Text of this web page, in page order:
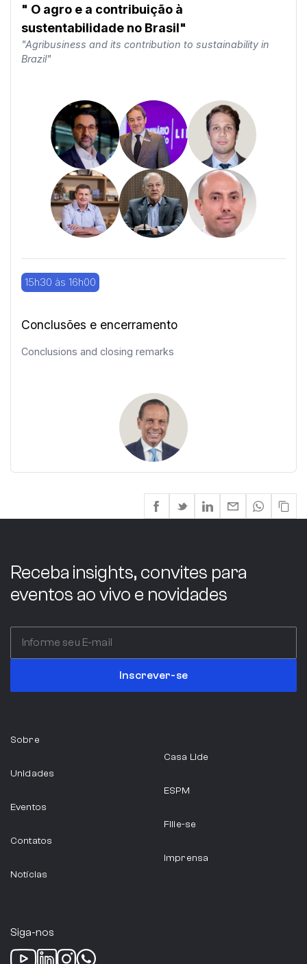
" O agro e a contribuição à
sustentabilidade no Brasil"
"Agribusiness and its contribution to sustainability in
Brazil"
15h30 às 16h00
Conclusões e encerramento
Conclusions and closing remarks
Receba insights, convites para
eventos ao vivo e novidades
Inscrever-se
Sobre
Unidades
Eventos
Contatos
Notícias
Casa Lide
ESPM
Filie-se
Imprensa
Siga-nos